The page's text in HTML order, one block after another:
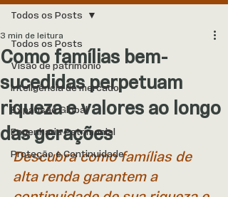
Todos os Posts
Visão de patrimônio
Inteligência de mercado
Expansão Global
Engenharia Patrimonial
Proteção e Continuidade
Todos os Posts
Como famílias bem-
sucedidas perpetuam
riqueza e valores ao longo
das gerações
3 min de leitura
Descubra como famílias de
alta renda garantem a